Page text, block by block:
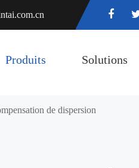
Produits Solutions
de dispersion